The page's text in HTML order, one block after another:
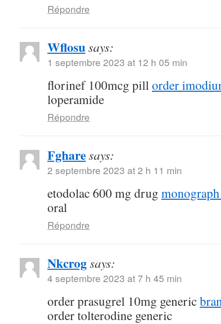
Répondre
Wflosusays:
1 septembre 2023 at 12 h 05 min
florinef 100mcg pillorder
loperamide
Répondre
Fgharesays:
2 septembre 2023 at 2 h 11 min
etodolac 600 mg drug
oral
Répondre
Nkcrogsays:
4 septembre 2023 at 7 h 45 min
order prasugrel 10mg generic
order tolterodine generic